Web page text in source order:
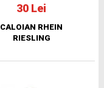
30 Lei
CALOIAN RHEIN
RIESLING